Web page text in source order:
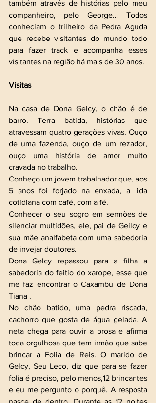
também através de histórias pelo meu
companheiro, pelo George… Todos
conheciam o trilheiro da Pedra Aguda
que recebe visitantes do mundo todo
para fazer track e acompanha esses
visitantes na região há mais de 30 anos.
Visitas
Na casa de Dona Gelcy, o chão é de
barro. Terra batida, histórias que
atravessam quatro gerações vivas. Ouço
de uma fazenda, ouço de um rezador,
ouço uma história de amor muito
cravada no trabalho.
Conheço um jovem trabalhador que, aos
5 anos foi forjado na enxada, a lida
cotidiana com café, com a fé.
Conhecer o seu sogro em sermões de
silenciar multidões, ele, pai de Geilcy e
sua mãe analfabeta com uma sabedoria
de invejar doutores.
Dona Gelcy repassou para a filha a
sabedoria do feitio do xarope, esse que
me faz encontrar o Caxambu de Dona
Tiana .
No chão batido, uma pedra riscada,
cachorro que gosta de água gelada. A
neta chega para ouvir a prosa e afirma
toda orgulhosa que tem irmão que sabe
brincar a Folia de Reis. O marido de
Gelcy, Seu Leco, diz que para se fazer
folia é preciso, pelo menos,12 brincantes
e eu me pergunto o porquê. A resposta
nasce de dentro. Durante as 12 noites